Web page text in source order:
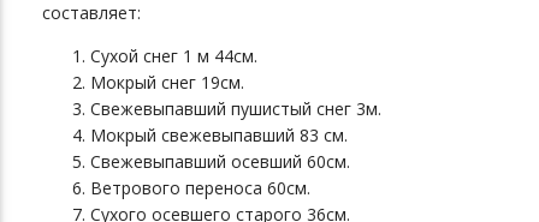
составляет:
Сухой снег 1 м 44см.
Мокрый снег 19см.
Свежевыпавший пушистый снег 3м.
Мокрый свежевыпавший 83 см.
Свежевыпавший осевший 60см.
Ветрового переноса 60см.
Сухого осевшего старого 36см.